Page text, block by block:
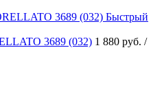
Быстрый
3689 (032) 1 880 руб. /